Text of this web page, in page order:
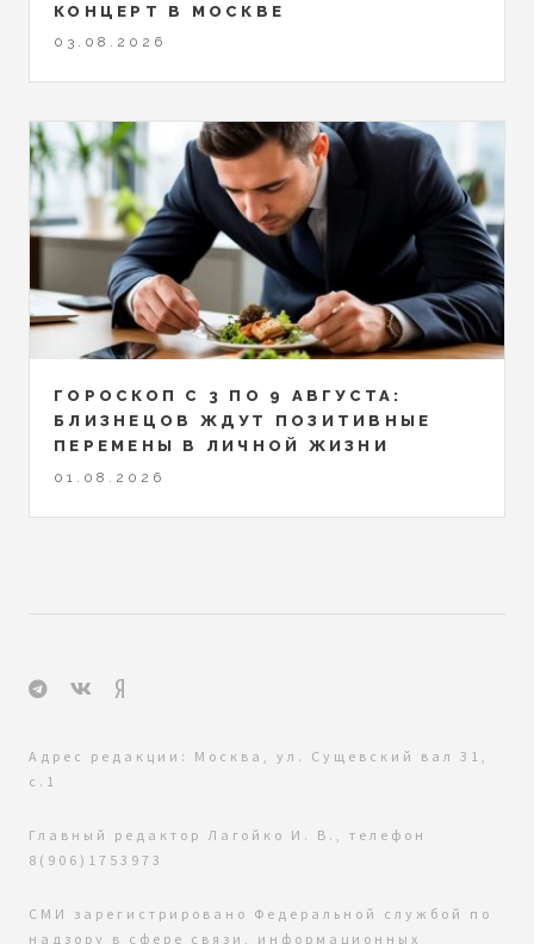
КОНЦЕРТ В МОСКВЕ
03.08.2026
ГОРОСКОП С 3 ПО 9 АВГУСТА:
БЛИЗНЕЦОВ ЖДУТ ПОЗИТИВНЫЕ
ПЕРЕМЕНЫ В ЛИЧНОЙ ЖИЗНИ
01.08.2026
Адрес редакции: Москва, ул. Сущевский вал 31,
с.1
Главный редактор Лагойко И. В., телефон
8(906)1753973
СМИ зарегистрировано Федеральной службой по
надзору в сфере связи, информационных